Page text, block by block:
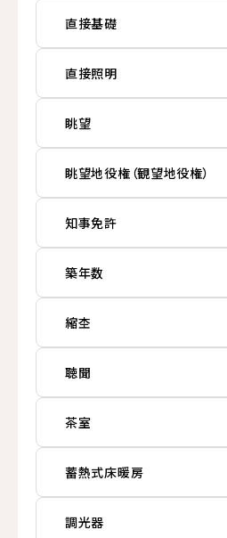
直接基礎
直接照明
眺望
眺望地役権（観望地役権）
知事免許
築年数
縮杢
聴聞
茶室
蓄熱式床暖房
調光器